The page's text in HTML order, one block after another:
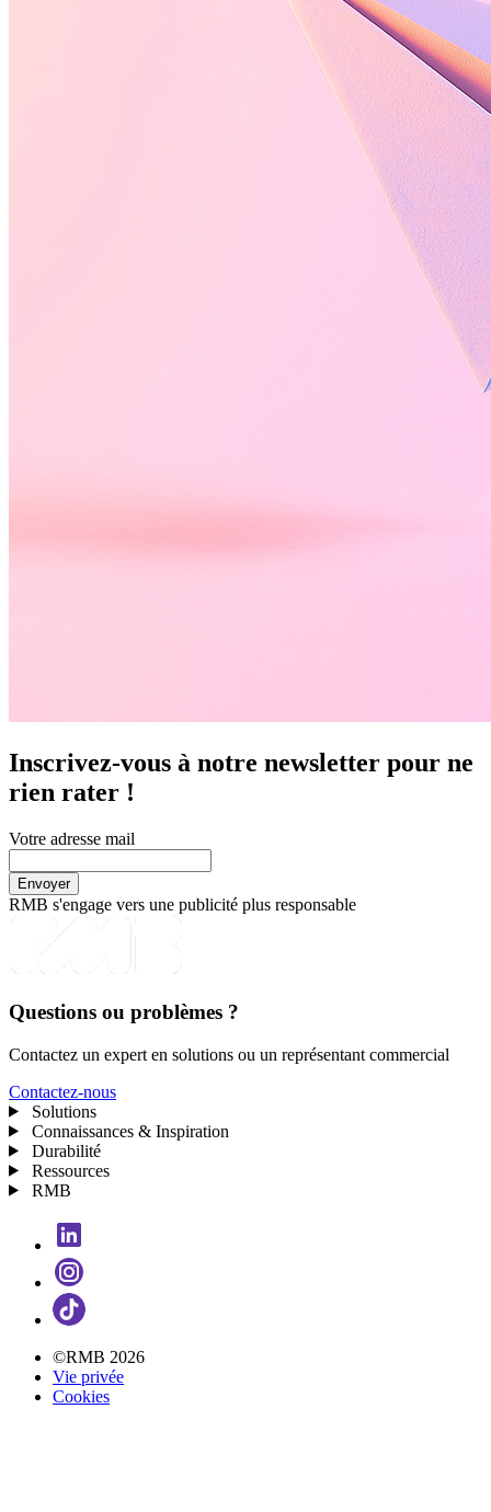
Inscrivez-vous à notre newsletter pour ne
rien rater !
Votre adresse mail
RMB s'engage vers une publicité plus responsable
Questions ou problèmes ?
Contactez un expert en solutions ou un représentant commercial
Contactez-nous
Solutions
Connaissances & Inspiration
Durabilité
Ressources
RMB
©RMB 2026
Vie privée
Cookies